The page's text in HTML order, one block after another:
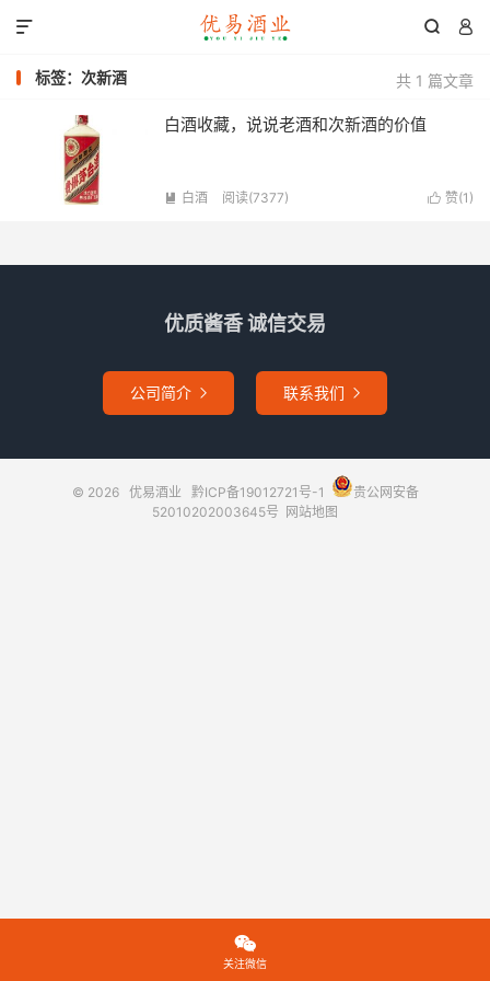
 

共 1 篇文章
标签：次新酒
白酒收藏，说说老酒和次新酒的价值
 赞(1 )
 白酒 阅读(7377)
优质酱香 诚信交易
公司简介  联系我们 
© 2026 优易酒业 黔ICP备19012721号-1
贵公网安备
52010202003645号 网站地图

关注微信